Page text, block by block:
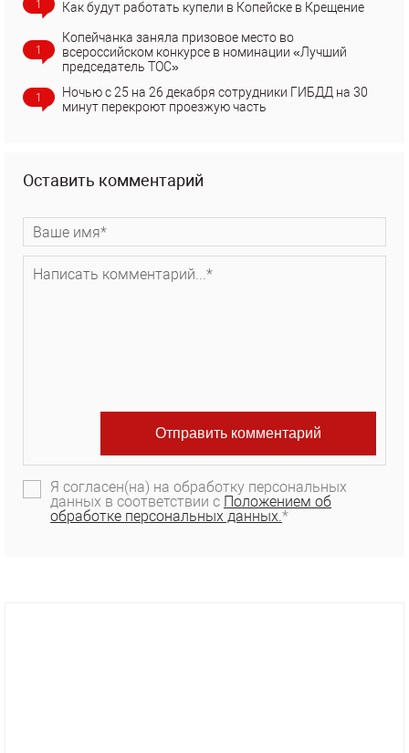
1 Как будут работать купели в Копейске в Крещение
1
Копейчанка заняла призовое место во
всероссийском конкурсе в номинации «Лучший
председатель ТОС»
1
Ночью с 25 на 26 декабря сотрудники ГИБДД на 30
минут перекроют проезжую часть
Оставить комментарий
Я согласен(на) на обработку персональных
данных в соответствии с Положением об
обработке персональных данных.*